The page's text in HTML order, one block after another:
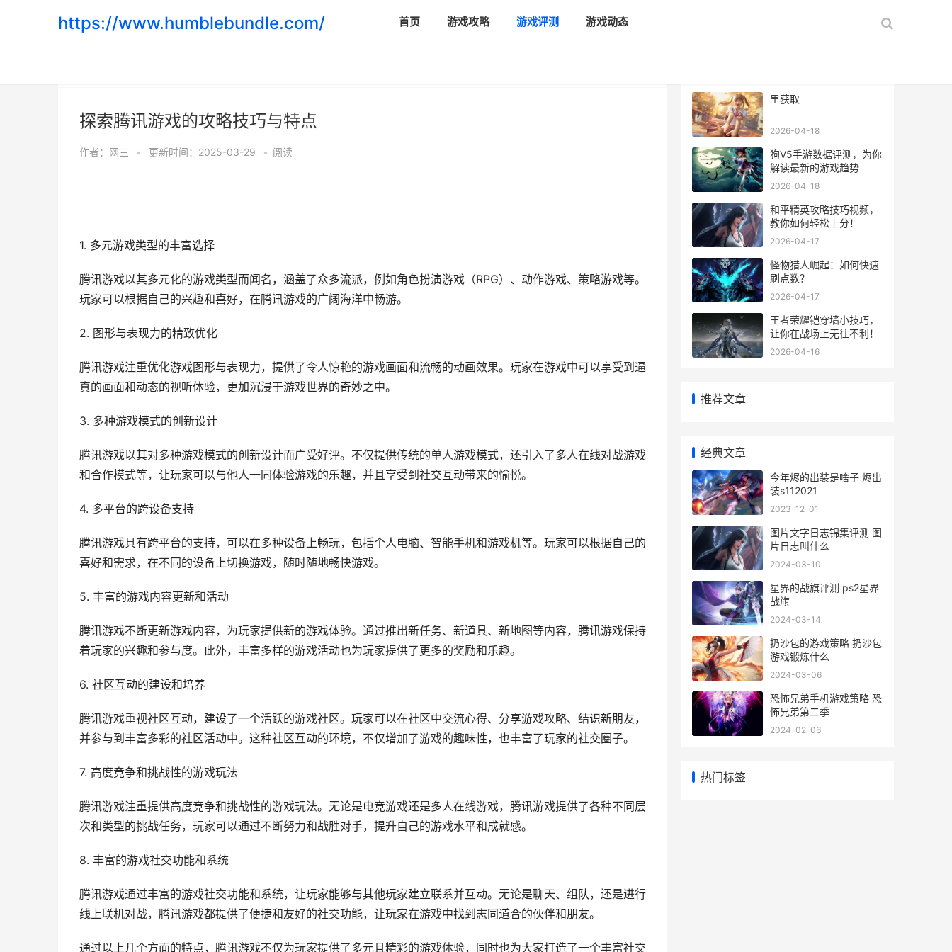
https://www.humblebundle.com/ 首页 游戏攻略 游戏评测 游戏动态
探索腾讯游戏的攻略技巧与特点
作者： 网三 • 更新时间：2025-03-29 • 阅读
1. 多元游戏类型的丰富选择
腾讯游戏以其多元化的游戏类型而闻名，涵盖了众多流派，例如角色扮演游戏（RPG）、动作游戏、策略游戏等。
玩家可以根据自己的兴趣和喜好，在腾讯游戏的广阔海洋中畅游。
2. 图形与表现力的精致优化
腾讯游戏注重优化游戏图形与表现力，提供了令人惊艳的游戏画面和流畅的动画效果。玩家在游戏中可以享受到逼
真的画面和动态的视听体验，更加沉浸于游戏世界的奇妙之中。
3. 多种游戏模式的创新设计
腾讯游戏以其对多种游戏模式的创新设计而广受好评。不仅提供传统的单人游戏模式，还引入了多人在线对战游戏
和合作模式等，让玩家可以与他人一同体验游戏的乐趣，并且享受到社交互动带来的愉悦。
4. 多平台的跨设备支持
腾讯游戏具有跨平台的支持，可以在多种设备上畅玩，包括个人电脑、智能手机和游戏机等。玩家可以根据自己的
喜好和需求，在不同的设备上切换游戏，随时随地畅快游戏。
5. 丰富的游戏内容更新和活动
腾讯游戏不断更新游戏内容，为玩家提供新的游戏体验。通过推出新任务、新道具、新地图等内容，腾讯游戏保持
着玩家的兴趣和参与度。此外，丰富多样的游戏活动也为玩家提供了更多的奖励和乐趣。
6. 社区互动的建设和培养
腾讯游戏重视社区互动，建设了一个活跃的游戏社区。玩家可以在社区中交流心得、分享游戏攻略、结识新朋友，
并参与到丰富多彩的社区活动中。这种社区互动的环境，不仅增加了游戏的趣味性，也丰富了玩家的社交圈子。
7. 高度竞争和挑战性的游戏玩法
腾讯游戏注重提供高度竞争和挑战性的游戏玩法。无论是电竞游戏还是多人在线游戏，腾讯游戏提供了各种不同层
次和类型的挑战任务，玩家可以通过不断努力和战胜对手，提升自己的游戏水平和成就感。
8. 丰富的游戏社交功能和系统
腾讯游戏通过丰富的游戏社交功能和系统，让玩家能够与其他玩家建立联系并互动。无论是聊天、组队，还是进行
线上联机对战，腾讯游戏都提供了便捷和友好的社交功能，让玩家在游戏中找到志同道合的伙伴和朋友。
通过以上几个方面的特点，腾讯游戏不仅为玩家提供了多元且精彩的游戏体验，同时也为大家打造了一个丰富社交
里获取
2026-04-18
狗V5手游数据评测，为你
解读最新的游戏趋势
2026-04-18
和平精英攻略技巧视频，
教你如何轻松上分！
2026-04-17
怪物猎人崛起：如何快速
刷点数？
2026-04-17
王者荣耀铠穿墙小技巧，
让你在战场上无往不利！
2026-04-16
推荐文章
经典文章
今年烬的出装是啥子 烬出
装s112021
2023-12-01
图片文字日志锦集评测 图
片日志叫什么
2024-03-10
星界的战旗评测 ps2星界
战旗
2024-03-14
扔沙包的游戏策略 扔沙包
游戏锻炼什么
2024-03-06
恐怖兄弟手机游戏策略 恐
怖兄弟第二季
2024-02-06
热门标签